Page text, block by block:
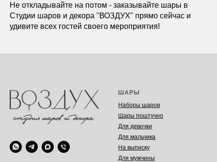
Не откладывайте на потом - заказывайте шары в
Студии шаров и декора "ВОЗДУХ" прямо сейчас и
удивите всех гостей своего мероприятия!
ШАРЫ
Наборы шаров
Шары поштучно
Для девочки
Для мальчика
На выписку
Для мужчины